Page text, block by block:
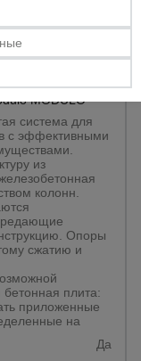
MODULO
система для
с эффективными
из
колонн.
Опоры
сжатию и
плита:
приложенные
на
Да